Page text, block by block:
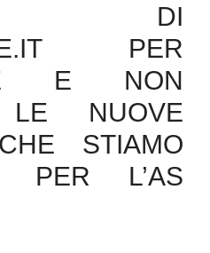
DI
PER
E NON
LE NUOVE
STIAMO
PER L’AS